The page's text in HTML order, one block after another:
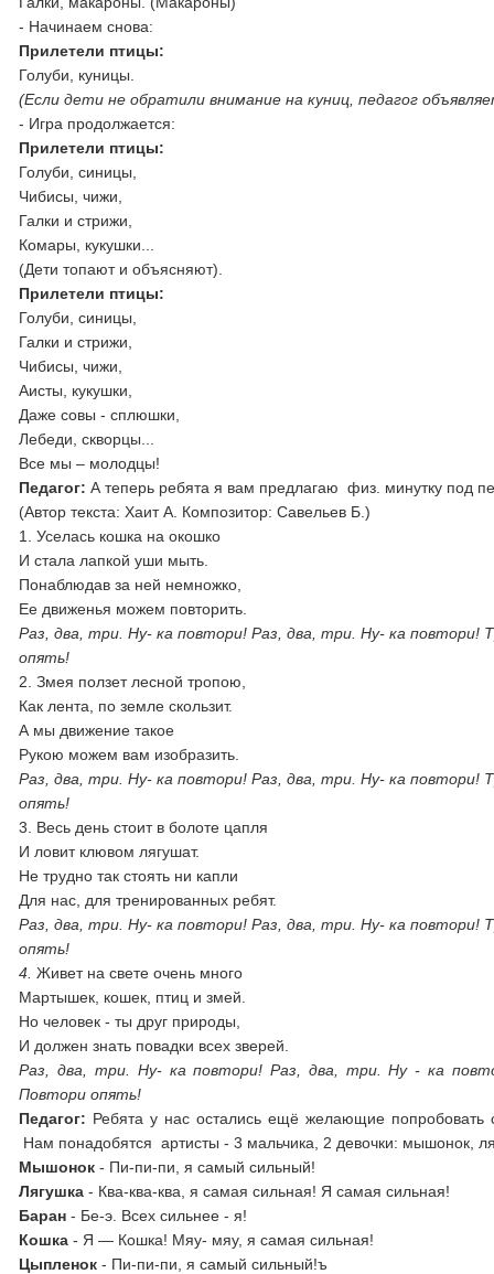
- Начинаем снова:
Прилетели птицы:
Голуби, куницы.
(Если дети не обратили внимание на куниц, педагог
- Игра продолжается:
Прилетели птицы:
Голуби, синицы,
Чибисы, чижи,
Галки и стрижи,
Комары, кукушки...
(Дети топают и объясняют).
Прилетели птицы:
Голуби, синицы,
Галки и стрижи,
Чибисы, чижи,
Аисты, кукушки,
Даже совы - сплюшки,
Лебеди, скворцы...
Все мы – молодцы!
Педагог:А теперь ребята я вам предлагаю физ. минутку под
(Автор текста: Хаит А. Композитор: Савельев Б.)
1. Уселась кошка на окошко
И стала лапкой уши мыть.
Понаблюдав за ней немножко,
Ее движенья можем повторить.
Раз, два, три. Ну- ка повтори! Раз, два, три. Ну- ка повтори!
опять!
2. Змея ползет лесной тропою,
Как лента, по земле скользит.
А мы движение такое
Рукою можем вам изобразить.
Раз, два, три. Ну- ка повтори! Раз, два, три. Ну- ка повтори!
опять!
3. Весь день стоит в болоте цапля
И ловит клювом лягушат.
Не трудно так стоять ни капли
Для нас, для тренированных ребят.
Раз, два, три. Ну- ка повтори! Раз, два, три. Ну- ка повтори!
опять!
4.Живет на свете очень много
Мартышек, кошек, птиц и змей.
Но человек - ты друг природы,
И должен знать повадки всех зверей.
Раз, два, три. Ну- ка повтори! Раз, два, три. Ну - ка
Повтори опять!
Педагог: Ребята у нас остались ещё желающие попробовать
Нам понадобятся артисты - 3 мальчика, 2 девочки: мышонок,
Мышонок - Пи-пи-пи, я самый сильный!
Лягушка - Ква-ква-ква, я самая сильная! Я самая сильная!
Баран - Бе-э. Всех сильнее - я!
Кошка - Я — Кошка! Мяу- мяу, я самая сильная!
Цыпленок - Пи-пи-пи, я самый сильный!ъ